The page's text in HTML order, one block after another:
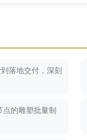
落地交付，深刻
点的雕塑批量制